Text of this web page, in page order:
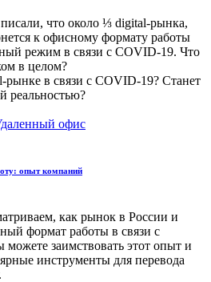
что около ⅓ digital-рынка,
к офисному формату работы
режим в связи с COVID-19. Что
в целом?
офис
опыт компаний
как рынок в России и
формат работы в связи с
заимствовать этот опыт и
инструменты для перевода